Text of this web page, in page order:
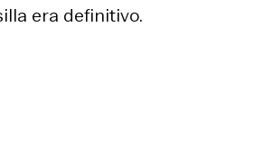
era definitivo.